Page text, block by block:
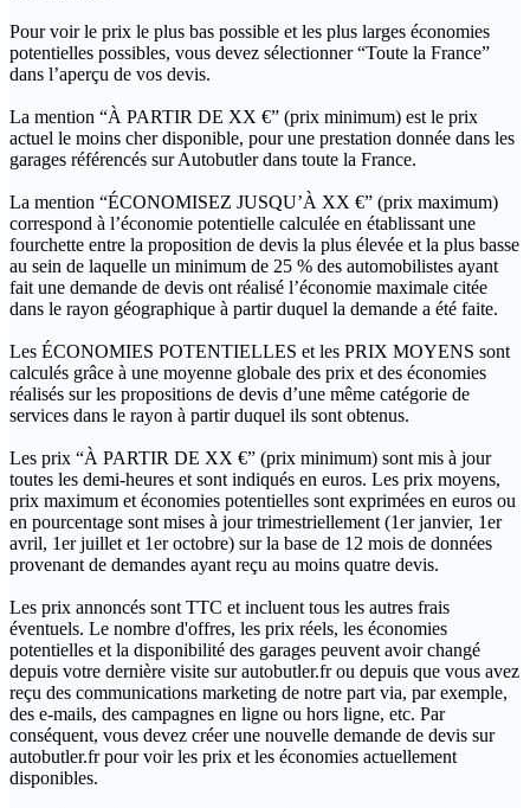
Pour voir le prix le plus bas possible et les plus larges économies
potentielles possibles, vous devez sélectionner “Toute la France”
dans l’aperçu de vos devis.
La mention “À PARTIR DE XX €” (prix minimum) est le prix
actuel le moins cher disponible, pour une prestation donnée dans les
garages référencés sur Autobutler dans toute la France.
La mention “ÉCONOMISEZ JUSQU’À XX €” (prix maximum)
correspond à l’économie potentielle calculée en établissant une
fourchette entre la proposition de devis la plus élevée et la plus basse
au sein de laquelle un minimum de 25 % des automobilistes ayant
fait une demande de devis ont réalisé l’économie maximale citée
dans le rayon géographique à partir duquel la demande a été faite.
Les ÉCONOMIES POTENTIELLES et les PRIX MOYENS sont
calculés grâce à une moyenne globale des prix et des économies
réalisés sur les propositions de devis d’une même catégorie de
services dans le rayon à partir duquel ils sont obtenus.
Les prix “À PARTIR DE XX €” (prix minimum) sont mis à jour
toutes les demi-heures et sont indiqués en euros. Les prix moyens,
prix maximum et économies potentielles sont exprimées en euros ou
en pourcentage sont mises à jour trimestriellement (1er janvier, 1er
avril, 1er juillet et 1er octobre) sur la base de 12 mois de données
provenant de demandes ayant reçu au moins quatre devis.
Les prix annoncés sont TTC et incluent tous les autres frais
éventuels. Le nombre d'offres, les prix réels, les économies
potentielles et la disponibilité des garages peuvent avoir changé
depuis votre dernière visite sur autobutler.fr ou depuis que vous avez
reçu des communications marketing de notre part via, par exemple,
des e-mails, des campagnes en ligne ou hors ligne, etc. Par
conséquent, vous devez créer une nouvelle demande de devis sur
autobutler.fr pour voir les prix et les économies actuellement
disponibles.